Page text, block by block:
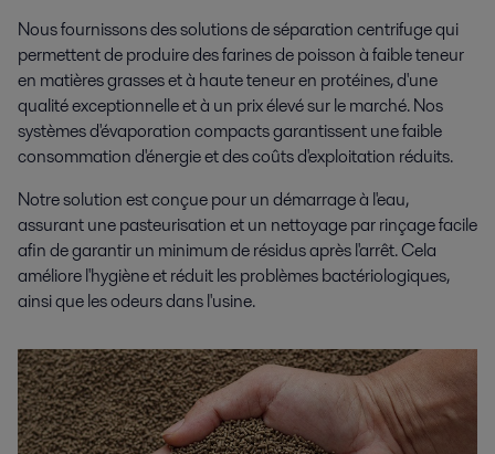
Nous fournissons des solutions de séparation centrifuge qui
permettent de produire des farines de poisson à faible teneur
en matières grasses et à haute teneur en protéines, d'une
qualité exceptionnelle et à un prix élevé sur le marché. Nos
systèmes d'évaporation compacts garantissent une faible
consommation d'énergie et des coûts d'exploitation réduits.
Notre solution est conçue pour un démarrage à l'eau,
assurant une pasteurisation et un nettoyage par rinçage facile
afin de garantir un minimum de résidus après l'arrêt. Cela
améliore l'hygiène et réduit les problèmes bactériologiques,
ainsi que les odeurs dans l'usine.